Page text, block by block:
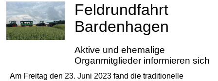
Feldrundfahrt
Bardenhagen
Aktive und ehemalige
Organmitglieder informieren sich
Am Freitag den 23. Juni 2023 fand die traditionelle